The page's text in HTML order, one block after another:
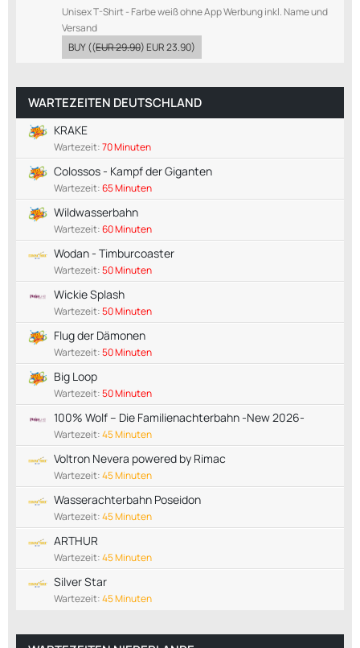
Unisex T-Shirt - Farbe weiß ohne App Werbung inkl. Name und
Versand
BUY((EUR 29.90)EUR 23.90)
WARTEZEITEN DEUTSCHLAND
KRAKE
Wartezeit:70 Minuten
Colossos - Kampf der Giganten
Wartezeit:65 Minuten
Wildwasserbahn
Wartezeit:60 Minuten
Wodan - Timburcoaster
Wartezeit:50 Minuten
Wickie Splash
Wartezeit:50 Minuten
Flug der Dämonen
Wartezeit:50 Minuten
Big Loop
Wartezeit:50 Minuten
100% Wolf – Die Familienachterbahn -New 2026-
Wartezeit:45 Minuten
Voltron Nevera powered by Rimac
Wartezeit:45 Minuten
Wasserachterbahn Poseidon
Wartezeit:45 Minuten
ARTHUR
Wartezeit:45 Minuten
Silver Star
Wartezeit:45 Minuten